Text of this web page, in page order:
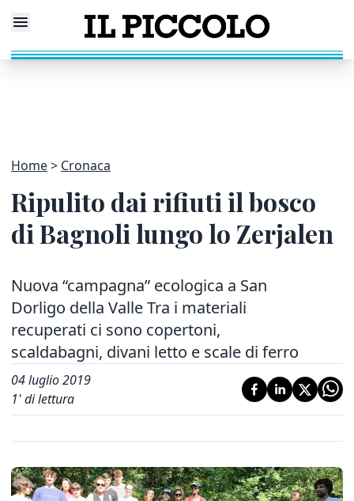
Home Cronaca
Ripulito dai rifiuti il bosco
di Bagnoli lungo lo Zerjalen
Nuova “campagna” ecologica a San
Dorligo della Valle Tra i materiali
recuperati ci sono copertoni,
scaldabagni, divani letto e scale di ferro
04 luglio 2019
1' di lettura